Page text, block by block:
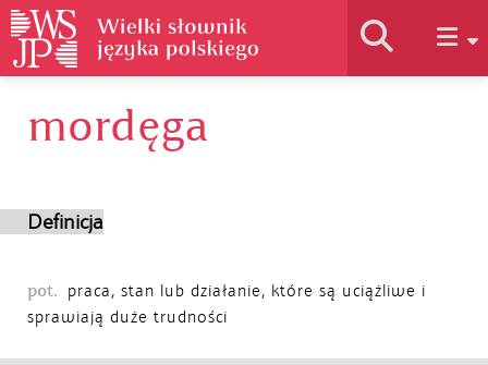
Historia słownika
mordęga
Definicja
pot.
praca, stan lub działanie, które są uciążliwe i
sprawiają duże trudności